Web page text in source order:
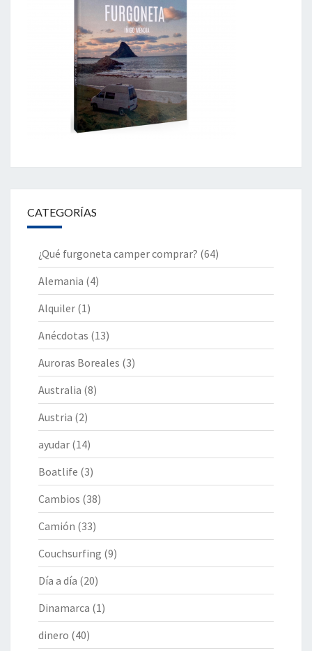
CATEGORÍAS
¿Qué furgoneta camper comprar? (64)
Alemania (4)
Alquiler (1)
Anécdotas (13)
Auroras Boreales (3)
Australia (8)
Austria (2)
ayudar (14)
Boatlife (3)
Cambios (38)
Camión (33)
Couchsurfing (9)
Día a día (20)
Dinamarca (1)
dinero (40)